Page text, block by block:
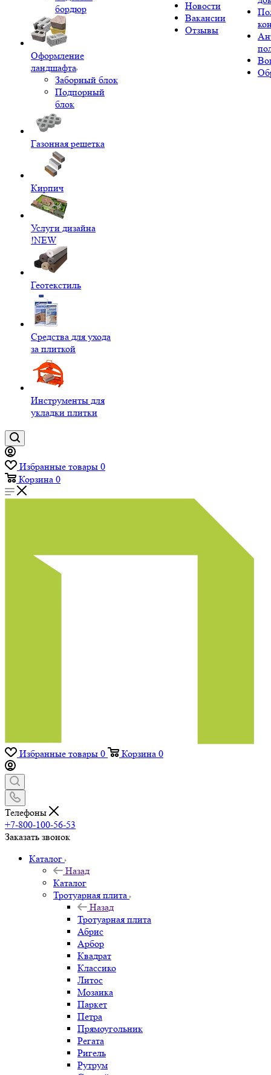
бордюр
Оформление
ландшафта
Заборный блок
Подпорный
блок
Газонная решетка
Кирпич
Услуги дизайна
!NEW
Геотекстиль
Средства для ухода
за плиткой
Инструменты для
укладки плитки
Новости
Вакансии
Отзывы
Избранные товары 0
Корзина 0
Избранные товары 0 Корзина 0
Телефоны
+7-800-100-56-53
Заказать звонок
Каталог
Назад
Каталог
Тротуарная плита
Назад
Тротуарная плита
Абрис
Арбор
Квадрат
Классико
Литос
Мозаика
Паркет
Петра
Прямоугольник
Регата
Ригель
Рутрум